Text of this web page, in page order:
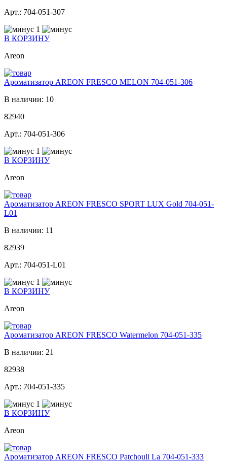
Арт.: 704-051-307
1
В КОРЗИНУ
Areon
Ароматизатор AREON FRESCO MELON 704-051-306
В наличии: 10
82940
Арт.: 704-051-306
1
В КОРЗИНУ
Areon
Ароматизатор AREON FRESCO SPORT LUX Gold 704-051-
L01
В наличии: 11
82939
Арт.: 704-051-L01
1
В КОРЗИНУ
Areon
Ароматизатор AREON FRESCO Watermelon 704-051-335
В наличии: 21
82938
Арт.: 704-051-335
1
В КОРЗИНУ
Areon
Ароматизатор AREON FRESCO Patchouli La 704-051-333